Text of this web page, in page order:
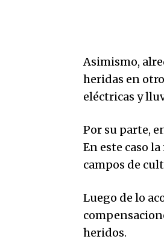
Asimismo,
heridas en
eléctricas y
Por su parte,
En este caso
campos de
Luego de lo
heridos.